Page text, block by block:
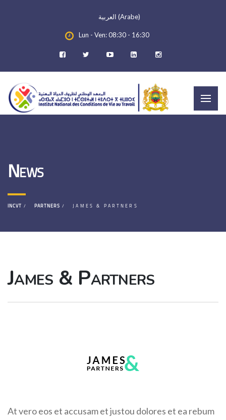
العربية (Arabe)
Lun - Ven: 08:30 - 16:30
News
INCVT PARTNERS JAMES & PARTNERS
James & Partners
At vero eos et accusam et justou dolores et ea rebum